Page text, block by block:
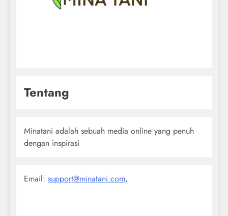
Tentang
Minatani adalah sebuah media online yang penuh
dengan inspirasi
Email: support@minatani.com,